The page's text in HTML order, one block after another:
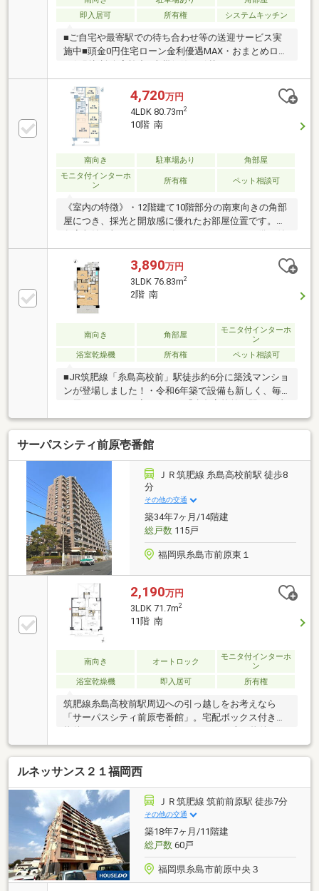
即入居可
所有権 システムキッチン
■ご自宅や最寄駅での待ち合わせ等の送迎サービス実
施中■頭金0円住宅ローン金利優遇MAX・おまとめロー
等々の面倒な諸手続き全てお任せください■住宅ロー
ン複数行一括申込可能（弊社ではローン代行0円）
4,720万円
4LDK 80.73m2
10階 南
南向き 駐車場あり
角部屋
モニタ付インターホ
ン
所有権 ペット相談可
《室内の特徴》・12階建て10階部分の南東向きの角部
屋につき、採光と開放感に優れたお部屋位置です。・
けられています。・システムキッチンは、リビングを
見渡せるカウンター式。お子様の様子を見ながら、ご
家族との会話を楽しみながら、お料理ができます。ま
た、お料理を運ぶ手間を少しだけ軽減してくれま
す。・来訪者を映像で確認できるTVモニター付きイン
ターホン。来訪者を確認してから会話ができるため、
無用な訪問販売などもシャットアウトできます。・全
窓ペアガラスを採用。・専用宅配ボックスが玄関前に
設置、外出中でもアプリによってお荷物の受取が可能
です。
3,890万円
3LDK 76.83m2
2階 南
南向き 角部屋
モニタ付インターホ
ン
浴室乾燥機
所有権 ペット相談可
■JR筑肥線「糸島高校前」駅徒歩約6分に築浅マンショ
ンが登場しました！・令和6年築で設備も新しく、毎
歩6分のため、通勤・通学にも便利です。■各部屋収納
完備のため、季節のものもすっきり納められます！・
WICからパントリー、廊下収納まであり、用途に合わ
せて収納可能です。■ペット飼育可です！（2匹まで）
大切な家族とお過ごしいただけます！・公園が多く、
お散歩がしやすいエリアです。■周辺施設充実！・徒
歩5分圏内にスーパー、コンビニからドラックストア
までそろっています。■1戸につき1台分の駐車場あり
です！・イオンモール糸島まで車で約8分
サーパスシティ前原壱番館
ＪＲ筑肥線 糸島高校前駅 徒歩8
分
その他の交通
築34年7ヶ月/14階建
総戸数115戸
福岡県糸島市前原東１
2,190万円
3LDK 71.7m2
11階 南
南向き オートロック
モニタ付インターホ
ン
浴室乾燥機
即入居可 所有権
筑肥線糸島高校前駅周辺への引っ越しをお考えなら
「サーパスシティ前原壱番館」。宅配ボックス付きの
す。システムキッチンは使いやすく汚れにくいのでご
好評です
ルネッサンス２１福岡西
ＪＲ筑肥線 筑前前原駅 徒歩7分
その他の交通
築18年7ヶ月/11階建
総戸数60戸
福岡県糸島市前原中央３